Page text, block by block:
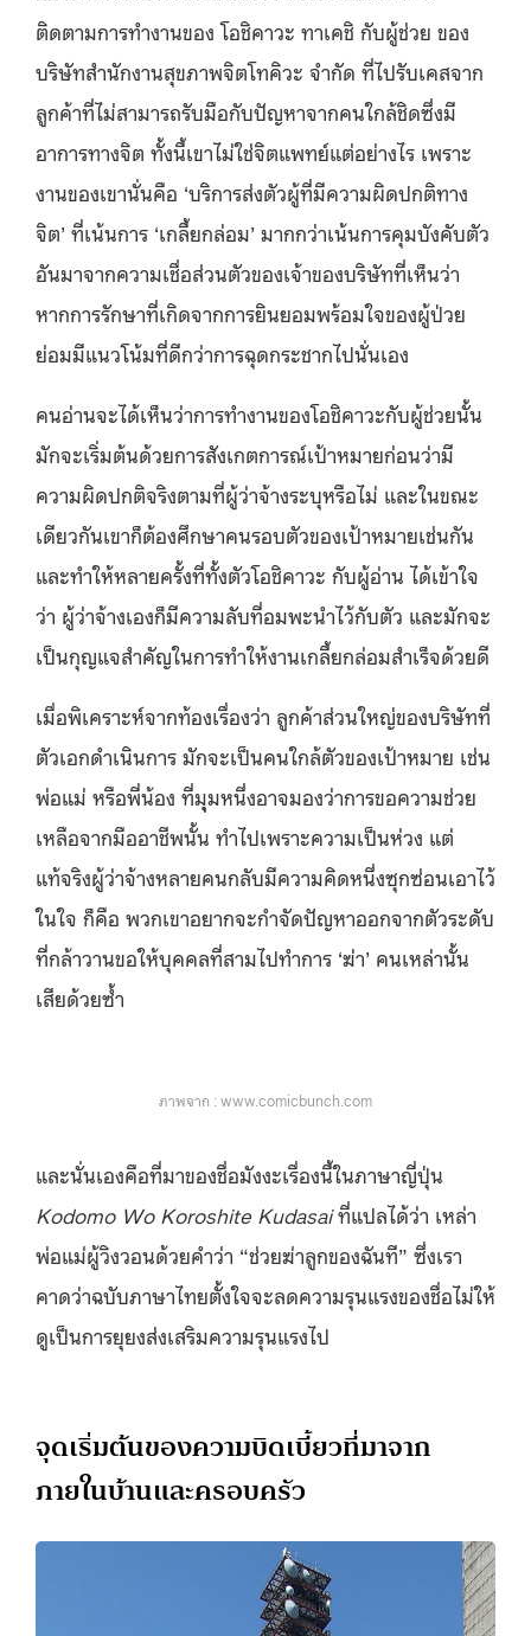
ติดตามการทำงานของ โอชิคาวะ ทาเคชิ กับผู้ช่วย ของ
บริษัทสำนักงานสุขภาพจิตโทคิวะ จำกัด ที่ไปรับเคสจาก
ลูกค้าที่ไม่สามารถรับมือกับปัญหาจากคนใกล้ชิดซึ่งมี
อาการทางจิต ทั้งนี้เขาไม่ใช่จิตแพทย์แต่อย่างไร เพราะ
งานของเขานั่นคือ ‘บริการส่งตัวผู้ที่มีความผิดปกติทาง
จิต’ ที่เน้นการ ‘เกลี้ยกล่อม’ มากกว่าเน้นการคุมบังคับตัว
อันมาจากความเชื่อส่วนตัวของเจ้าของบริษัทที่เห็นว่า
หากการรักษาที่เกิดจากการยินยอมพร้อมใจของผู้ป่วย
ย่อมมีแนวโน้มที่ดีกว่าการฉุดกระชากไปนั่นเอง
คนอ่านจะได้เห็นว่าการทำงานของโอชิคาวะกับผู้ช่วยนั้น
มักจะเริ่มต้นด้วยการสังเกตการณ์เป้าหมายก่อนว่ามี
ความผิดปกติจริงตามที่ผู้ว่าจ้างระบุหรือไม่ และในขณะ
เดียวกันเขาก็ต้องศึกษาคนรอบตัวของเป้าหมายเช่นกัน
และทำให้หลายครั้งที่ทั้งตัวโอชิคาวะ กับผู้อ่าน ได้เข้าใจ
ว่า ผู้ว่าจ้างเองก็มีความลับที่อมพะนำไว้กับตัว และมักจะ
เป็นกุญแจสำคัญในการทำให้งานเกลี้ยกล่อมสำเร็จด้วยดี
เมื่อพิเคราะห์จากท้องเรื่องว่า ลูกค้าส่วนใหญ่ของบริษัทที่
ตัวเอกดำเนินการ มักจะเป็นคนใกล้ตัวของเป้าหมาย เช่น
พ่อแม่ หรือพี่น้อง ที่มุุมหนึ่งอาจมองว่าการขอความช่วย
เหลือจากมืออาชีพนั้น ทำไปเพราะความเป็นห่วง แต่
แท้จริงผู้ว่าจ้างหลายคนกลับมีความคิดหนึ่งซุกซ่อนเอาไว้
ในใจ ก็คือ พวกเขาอยากจะกำจัดปัญหาออกจากตัวระดับ
ที่กล้าวานขอให้บุคคลที่สามไปทำการ ‘ฆ่า’ คนเหล่านั้น
เสียด้วยซ้ำ
ภาพจาก : www.comicbunch.com
และนั่นเองคือที่มาของชื่อมังงะเรื่องนี้ในภาษาญี่ปุ่น
Kodomo Wo Koroshite Kudasaiที่แปลได้ว่า เหล่า
พ่อแม่ผู้วิงวอนด้วยคำว่า “ช่วยฆ่าลูกของฉันที” ซึ่งเรา
คาดว่าฉบับภาษาไทยตั้งใจจะลดความรุนแรงของชื่อไม่ให้
ดูเป็นการยุยงส่งเสริมความรุนแรงไป
จุดเริ่มต้นของความบิดเบี้ยวที่มาจาก
ภายในบ้านและครอบครัว